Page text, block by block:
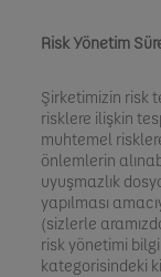
Risk Yönetim
Şirketimizin risk
risklere ilişkin
muhtemel
önlemlerin
uyuşmazlık
yapılması
(sizlerle
risk yönetimi
kategorisindeki